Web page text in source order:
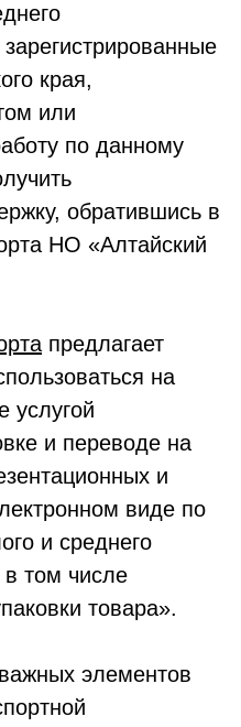
края,
или
по данному
обратившись в
НО «Алтайский
предлагает
на
услугой
и переводе на
и
виде по
и среднего
в том числе
товара».
элементов